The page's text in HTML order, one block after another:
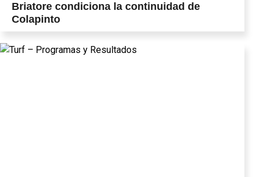
Briatore condiciona la continuidad de
Colapinto